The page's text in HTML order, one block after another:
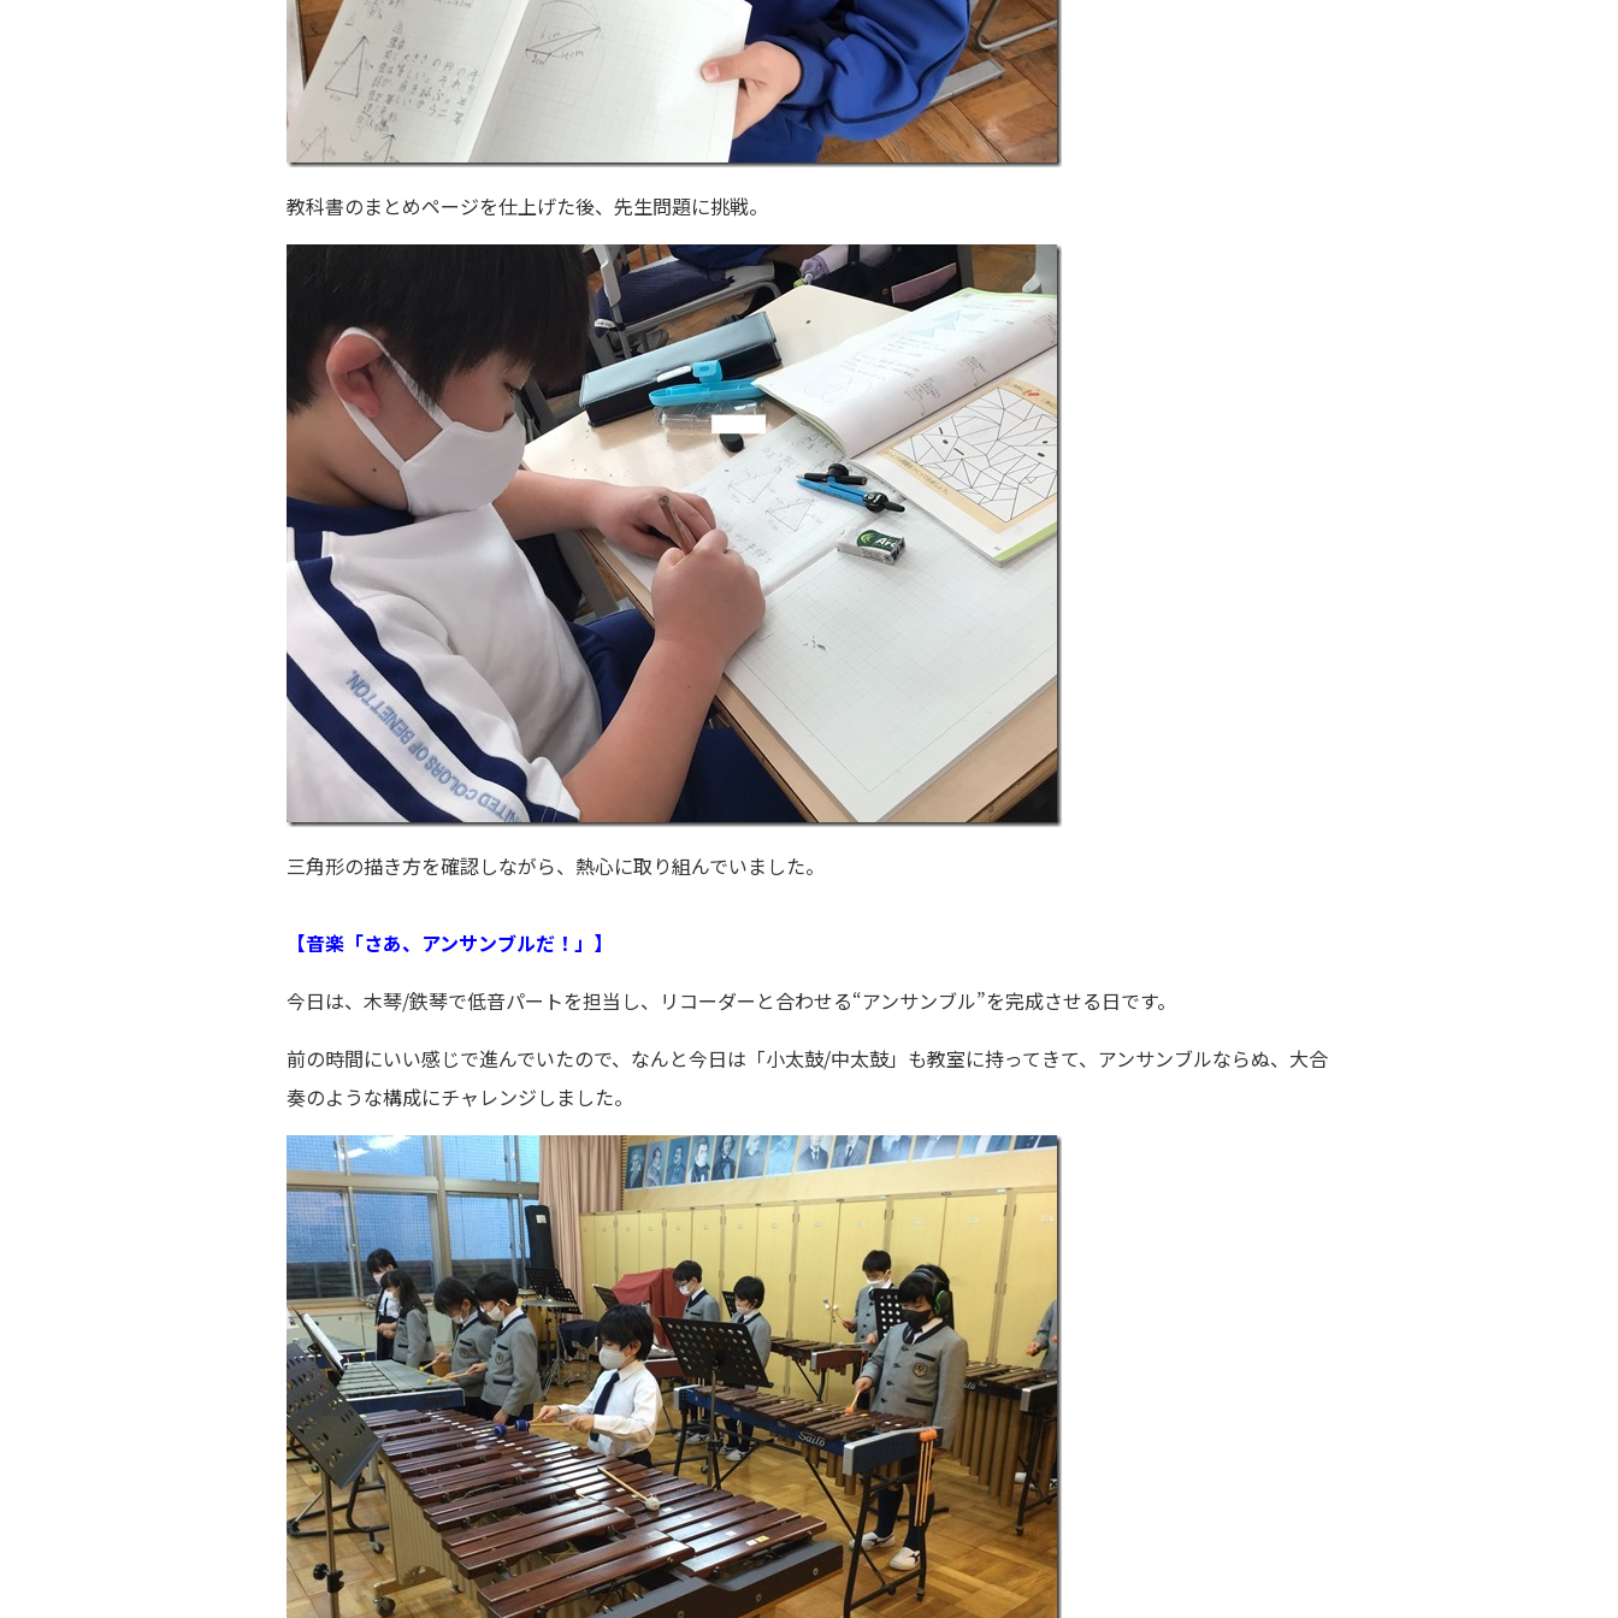
教科書のまとめページを仕上げた後、先生問題に挑戦。
三角形の描き方を確認しながら、熱心に取り組んでいました。
【音楽「さあ、アンサンブルだ！」】
今日は、木琴/鉄琴で低音パートを担当し、リコーダーと合わせる“アンサンブル”を完成させる日です。
前の時間にいい感じで進んでいたので、なんと今日は「小太鼓/中太鼓」も教室に持ってきて、アンサンブルならぬ、大合
奏のような構成にチャレンジしました。